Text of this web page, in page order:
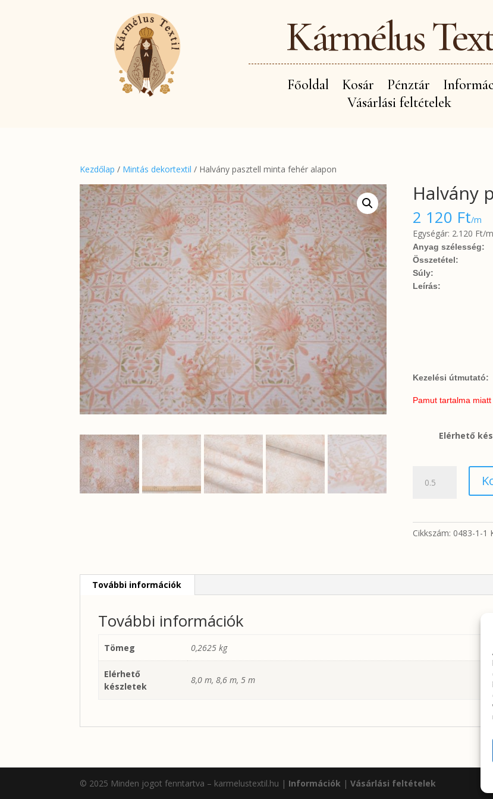
Kármélus
Főoldal Kosár Pénztár
Vásárlási feltételek
Kezdőlap / Mintás dekortextil / Halvány pasztell minta fehér alapon
Halvány
2 120 Ft/m
Egységár: 2.120 Ft/
Anyag szélesség:
Összetétel:
Súly:
Leírás:
Kezelési útmutató:
Pamut tartalma
Elérhető
pasztell
Cikkszám: 0483-1-1
További információk
További információk
Tömeg 0,2625 kg
Elérhető
készletek
8,0 m, 8,6 m, 5 m
© 2025 Minden jogot fenntartva – karmelustextil.hu | Információk |Vásárlási feltételek